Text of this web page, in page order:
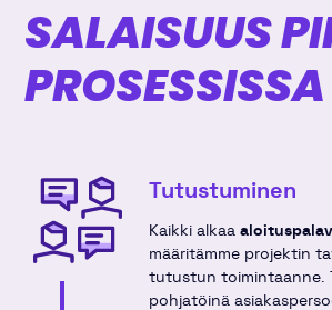
SALAISUUS
PROSESSISSA
Tutustuminen
Kaikki alkaa
määritämme projektin
tutustun toimintaanne.
pohjatöinä